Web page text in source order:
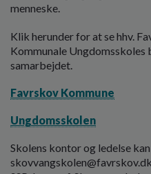
menneske.
Klik herunder for at se hhv.
Kommunale Ungdomsskoles
samarbejdet.
Favrskov Kommune
Ungdomsskolen
Skolens kontor og ledelse
skovvangskolen@favrskov.dk